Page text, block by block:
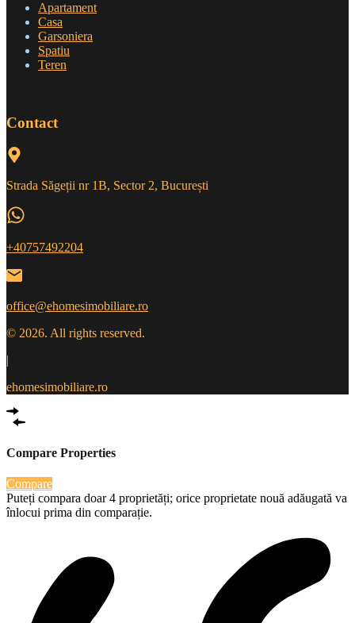
Apartament
Casa
Garsoniera
Spatiu
Teren
Contact
Strada Săgeții nr 1B, Sector 2, București
+40757492204
office@ehomesimobiliare.ro
© 2026. All rights reserved.
|
ehomesimobiliare.ro
Compare Properties
Compare
Puteți compara doar 4 proprietăți; orice proprietate nouă adăugată va
înlocui prima din comparație.